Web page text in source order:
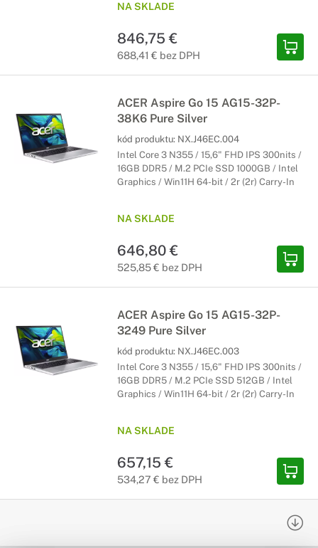
NA SKLADE
846,75 €
688,41 € bez DPH
ACER Aspire Go 15 AG15-32P-
38K6 Pure Silver
kód produktu: NX.J46EC.004
Intel Core 3 N355 / 15,6" FHD IPS 300nits /
16GB DDR5 / M.2 PCIe SSD 1000GB / Intel
Graphics / Win11H 64-bit / 2r (2r) Carry-In
NA SKLADE
646,80 €
525,85 € bez DPH
ACER Aspire Go 15 AG15-32P-
3249 Pure Silver
kód produktu: NX.J46EC.003
Intel Core 3 N355 / 15,6" FHD IPS 300nits /
16GB DDR5 / M.2 PCIe SSD 512GB / Intel
Graphics / Win11H 64-bit / 2r (2r) Carry-In
NA SKLADE
657,15 €
534,27 € bez DPH